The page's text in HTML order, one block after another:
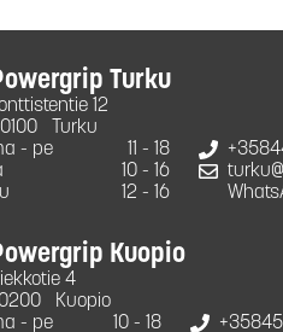
Turku
12
Turku
- pe
11 - 18
10 - 16
12 - 16
Kuopio
4
Kuopio
- pe
10 - 18